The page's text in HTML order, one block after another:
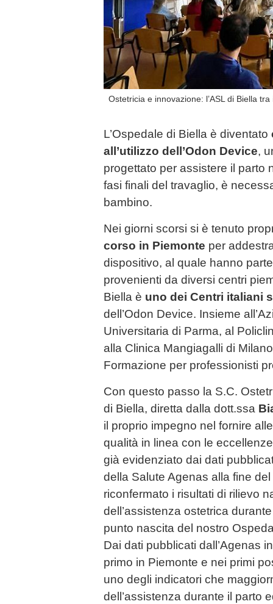
Ostetricia e innovazione: l’ASL di Biella
L’Ospedale di Biella è diventato
all’utilizzo dell’Odon Device,
progettato per assistere il parto
fasi finali del travaglio, è
bambino.
Nei giorni scorsi si è tenuto
corso in Piemonte per
dispositivo, al quale hanno
provenienti da diversi centri
Biella è uno dei Centri italiani
dell’Odon Device. Insieme
Universitaria di Parma, al
alla Clinica Mangiagalli di
Formazione per professionisti
Con questo passo la S.C.
di Biella, diretta dalla dott.ssa
il proprio impegno nel fornire
qualità in linea con le
già evidenziato dai dati
della Salute Agenas alla fine
riconfermato i risultati di rilievo
dell’assistenza ostetrica
punto nascita del nostro
Dai dati pubblicati dall’Agenas
primo in Piemonte e nei primi
uno degli indicatori che
dell’assistenza durante il parto